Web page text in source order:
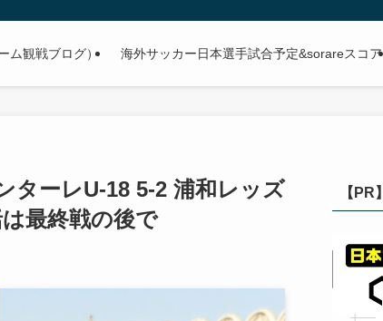
ム観戦ブログ） 海外サッカー日本選手試合予定&sorareスコア
ターレU-18 5-2 浦和レッズ
最終戦の後で
【PR】